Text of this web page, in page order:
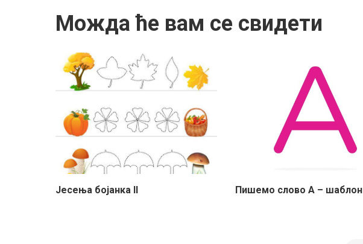
Можда ће вам се свидети
Јесења бојанка II Пишемо слово А – шаблон